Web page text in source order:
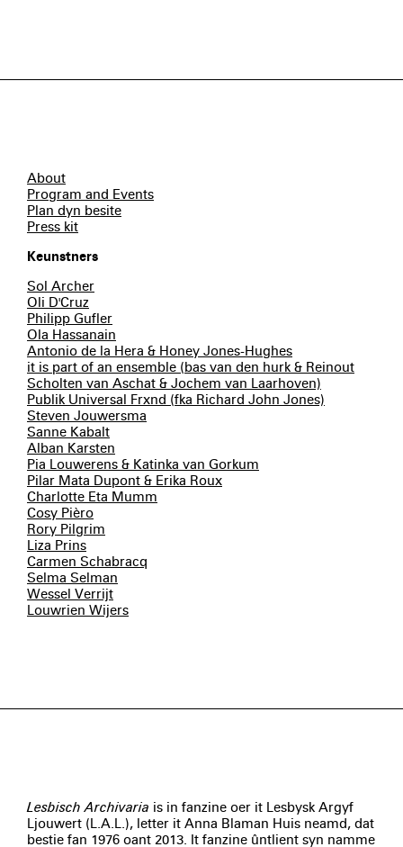
About
Program and Events
Plan dyn besite
Press kit
Keunstners
Sol Archer
Oli D'Cruz
Philipp Gufler
Ola Hassanain
Antonio de la Hera & Honey Jones-Hughes
it is part of an ensemble (bas van den hurk & Reinout
Scholten van Aschat & Jochem van Laarhoven)
Publik Universal Frxnd (fka Richard John Jones)
Steven Jouwersma
Sanne Kabalt
Alban Karsten
Pia Louwerens & Katinka van Gorkum
Pilar Mata Dupont & Erika Roux
Charlotte Eta Mumm
Cosy Pièro
Rory Pilgrim
Liza Prins
Carmen Schabracq
Selma Selman
Wessel Verrijt
Louwrien Wijers
Lesbisch Archivaria is in fanzine oer it Lesbysk Argyf
Ljouwert (L.A.L.), letter it Anna Blaman Huis neamd, dat
bestie fan 1976 oant 2013. It fanzine ûntlient syn namme